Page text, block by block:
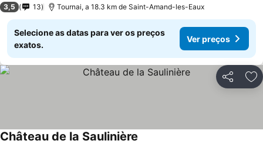
3,5 13 Tournai, a 18.3 km de Saint-Amand-les-Eaux
Selecione as datas para ver os preços
exatos.
Ver preços
Partilhar
Château de la Saulinière